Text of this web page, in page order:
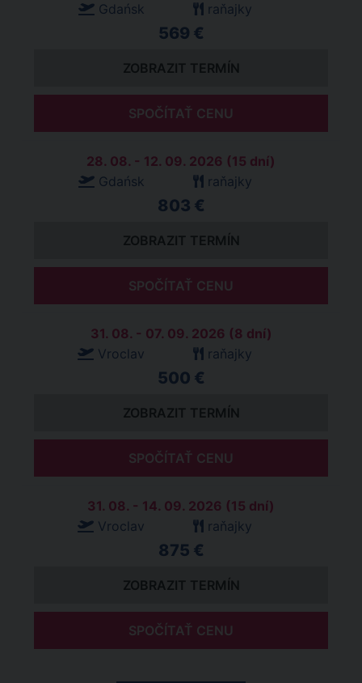
Gdańsk
raňajky
569 €
ZOBRAZIT TERMÍN
SPOČÍTAŤ CENU
28. 08. - 12. 09. 2026 (15 dní)
Gdańsk
raňajky
803 €
ZOBRAZIT TERMÍN
SPOČÍTAŤ CENU
31. 08. - 07. 09. 2026 (8 dní)
Vroclav
raňajky
500 €
ZOBRAZIT TERMÍN
SPOČÍTAŤ CENU
31. 08. - 14. 09. 2026 (15 dní)
Vroclav
raňajky
875 €
ZOBRAZIT TERMÍN
SPOČÍTAŤ CENU